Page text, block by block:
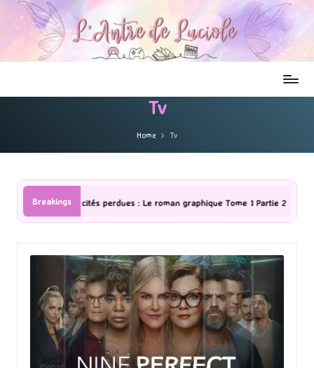
Tv
Home Tv
Breakings
graphique Tome 1 Partie 2 [Série TV] The Madison : J’ai adoré